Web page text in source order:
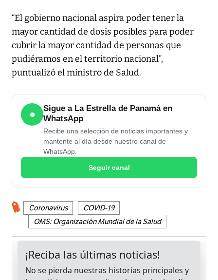
“El gobierno nacional aspira poder tener la
mayor cantidad de dosis posibles para poder
cubrir la mayor cantidad de personas que
pudiéramos en el territorio nacional”,
puntualizó el ministro de Salud.
●
Sigue a La Estrella de Panamá en
WhatsApp
Recibe una selección de noticias importantes y
mantente al día desde nuestro canal de
WhatsApp.
Seguir canal
Coronavirus
COVID-19
OMS: Organización Mundial de la Salud